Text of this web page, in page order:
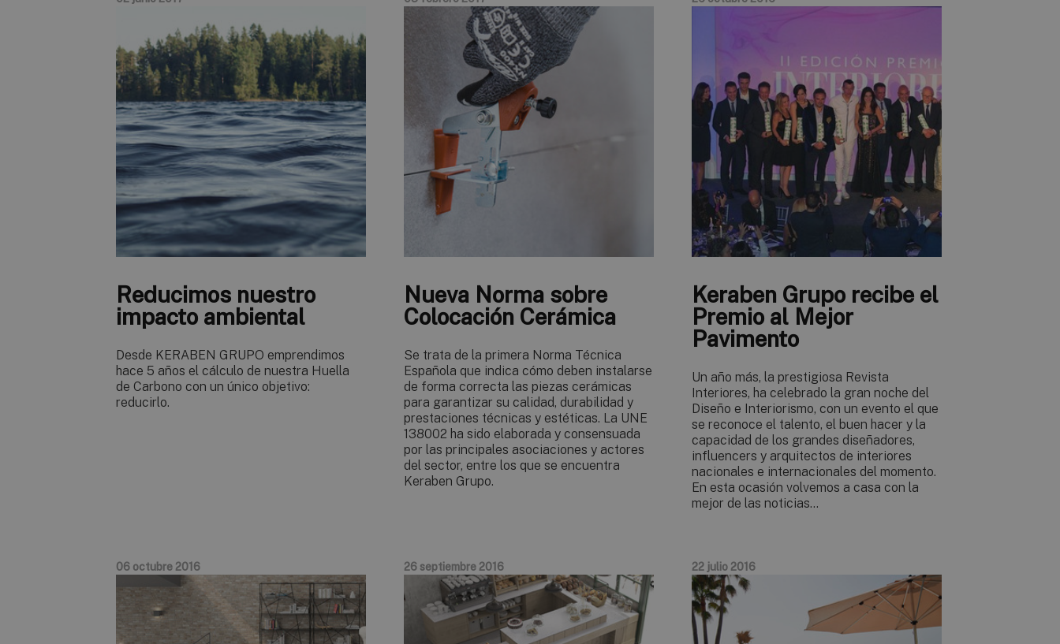
Reducimos nuestro
impacto ambiental
Desde KERABEN GRUPO emprendimos
hace 5 años el cálculo de nuestra Huella
de Carbono con un único objetivo:
reducirlo.
Nueva Norma sobre
Colocación Cerámica
Se trata de la primera Norma Técnica
Española que indica cómo deben instalarse
de forma correcta las piezas cerámicas
para garantizar su calidad, durabilidad y
prestaciones técnicas y estéticas. La UNE
138002 ha sido elaborada y consensuada
por las principales asociaciones y actores
del sector, entre los que se encuentra
Keraben Grupo.
Keraben Grupo recibe el
Premio al Mejor
Pavimento
Un año más, la prestigiosa Revista
Interiores, ha celebrado la gran noche del
Diseño e Interiorismo, con un evento el que
se reconoce el talento, el buen hacer y la
capacidad de los grandes diseñadores,
influencers y arquitectos de interiores
nacionales e internacionales del momento.
En esta ocasión volvemos a casa con la
mejor de las noticias…
06 octubre 2016 26 septiembre 2016 22 julio 2016